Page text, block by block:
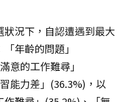
況下，自認遭遇到最大
年齡的問題」
意的工作難尋」
能力差」(36.3%)，以